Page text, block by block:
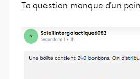
Ta question manque d'un